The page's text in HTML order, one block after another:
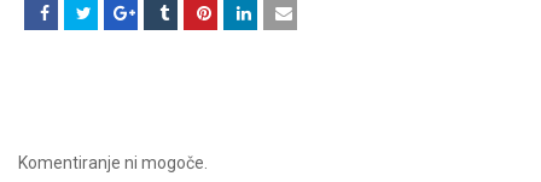
Komentiranje ni mogoče.